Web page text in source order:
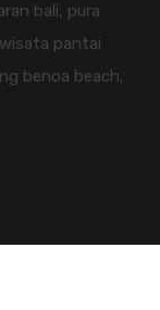
bali, pura
pantai
benoa beach,